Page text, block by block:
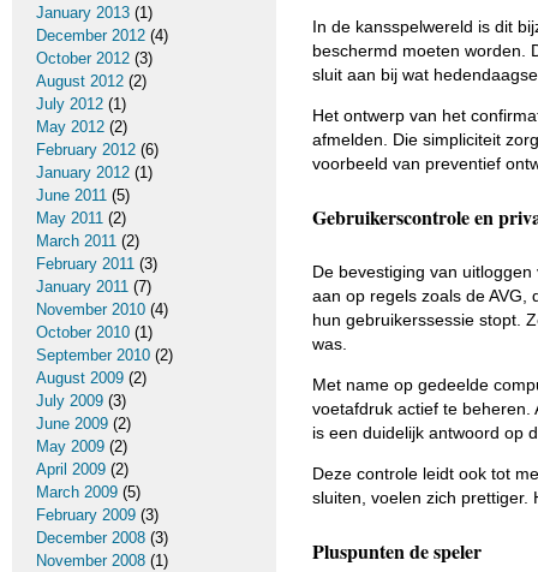
In de kansspelwereld is dit
beschermd moeten worden.
sluit aan bij wat
Het ontwerp van het
afmelden. Die simpliciteit
voorbeeld van preventief
Gebruikerscontrole en
De bevestiging van
aan op regels zoals de
hun gebruikerssessie stopt.
was.
Met name op gedeelde
voetafdruk actief te beheren.
is een duidelijk antwoord op
Deze controle leidt ook tot
sluiten, voelen zich prettiger.
Pluspunten de speler
January 2013 (1)
December 2012 (4)
October 2012 (3)
August 2012 (2)
July 2012 (1)
May 2012 (2)
February 2012 (6)
January 2012 (1)
June 2011 (5)
May 2011 (2)
March 2011 (2)
February 2011 (3)
January 2011 (7)
November 2010 (4)
October 2010 (1)
September 2010 (2)
August 2009 (2)
July 2009 (3)
June 2009 (2)
May 2009 (2)
April 2009 (2)
March 2009 (5)
February 2009 (3)
December 2008 (3)
November 2008 (1)